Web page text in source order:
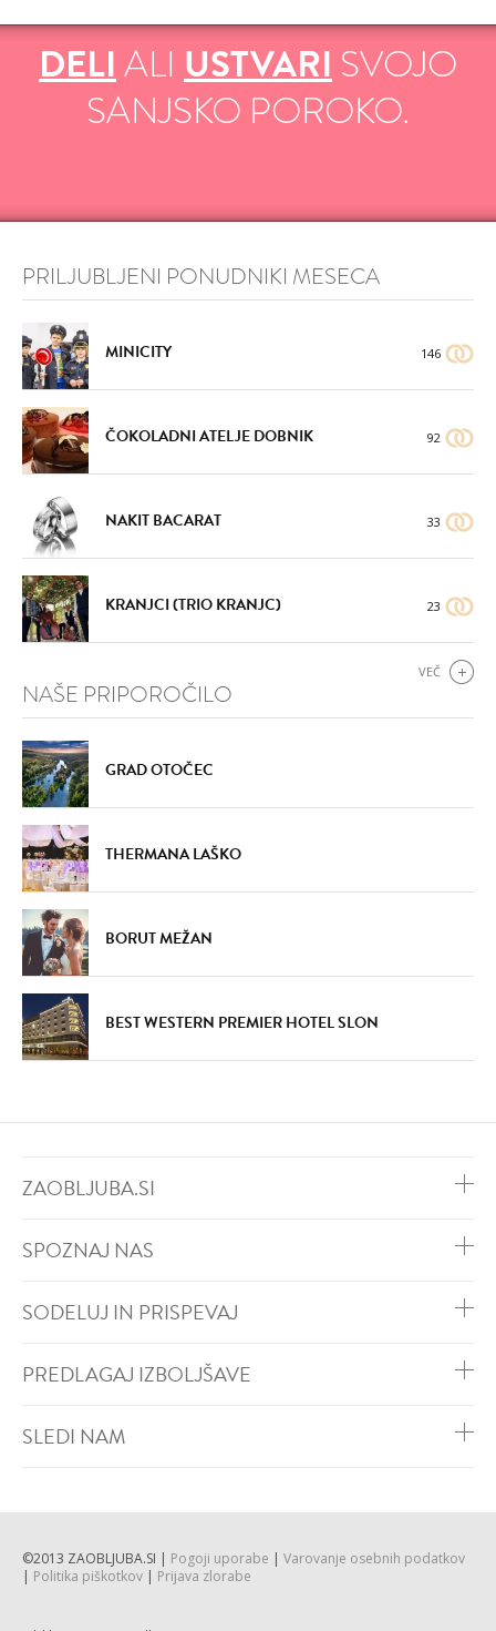
DELIALI USTVARISVOJO
SANJSKO POROKO.
PRILJUBLJENI PONUDNIKI MESECA
MINICITY 146
ČOKOLADNI ATELJE DOBNIK 92
NAKIT BACARAT 33
KRANJCI (TRIO KRANJC) 23
VEČ
NAŠE PRIPOROČILO
GRAD OTOČEC
THERMANA LAŠKO
BORUT MEŽAN
BEST WESTERN PREMIER HOTEL SLON
ZAOBLJUBA.SI
SPOZNAJ NAS
SODELUJ IN PRISPEVAJ
PREDLAGAJ IZBOLJŠAVE
SLEDI NAM
©2013 ZAOBLJUBA.SI | Pogoji uporabe | Varovanje osebnih podatkov
| Politika piškotkov | Prijava zlorabe